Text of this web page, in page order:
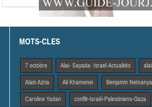
MOTS-CLES
7 octobre Alai- Sayada- Israel-Actualités
Alain Azria Ali Khamenei Benjamin
Caroline Yadan conflit-Israël-Palestiniens-Gaza